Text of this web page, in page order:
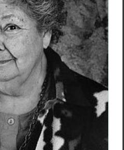
Native American :
ou l’esprit vivant des
Paula Gunn Allen